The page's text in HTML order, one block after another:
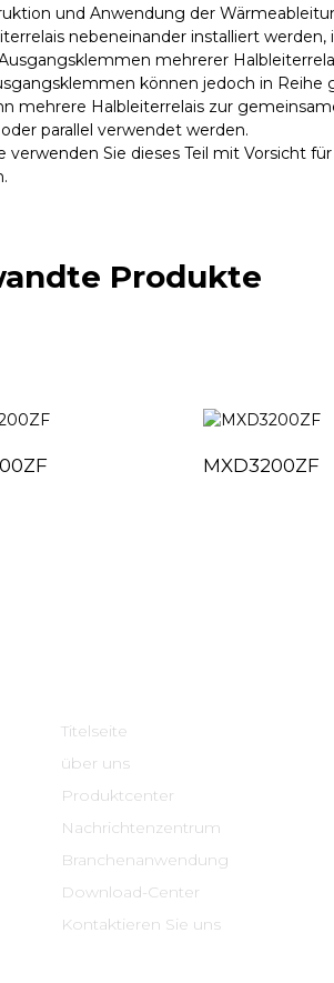
und Anwendung der
nebeneinander installiert
mehrerer
können jedoch in
mehrere Halbleiterrelais zur
parallel verwendet werden.
verwenden Sie dieses Teil mit Vorsicht
Produkte
MXD3200ZF
Titelseite
über uns
Produktcenter
Nachrichtenzentrum
Branchenanwendung
Download-Center
Kontaktieren Sie uns